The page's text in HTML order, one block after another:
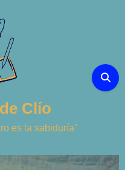
Clío
es la sabiduría"